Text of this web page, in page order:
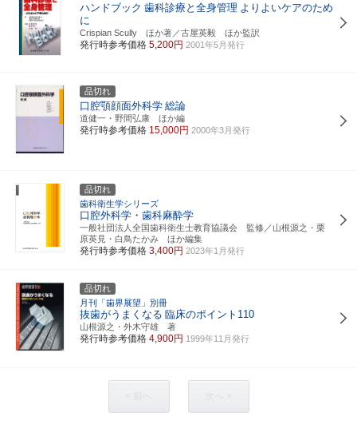
ハンドブック 歯科診療と全身管理 よりよいケアのため
に
Crispian Scully ほか著／古屋英毅 ほか監訳
発行時参考価格 5,200円 2001年5月発行
品切れ
口腔顎顔面外科学 総論
道健一・野間弘康 ほか編
発行時参考価格 15,000円 2000年3月発行
品切れ
歯科衛生学シリーズ
口腔外科学・歯科麻酔学
一般社団法人全国歯科衛生士教育協議会 監修／山根源之・栗
原英見・白鳥たかみ ほか編集
発行時参考価格 3,400円 2023年1月発行
品切れ
月刊「歯界展望」別冊
抜歯がうまくなる 臨床のポイント110
山根源之・外木守雄 著
発行時参考価格 4,900円 1999年11月発行